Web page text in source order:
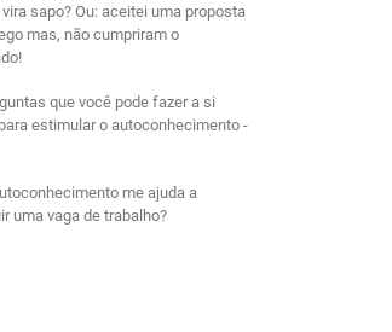
sapo? Ou: aceitei uma proposta
mas, não cumpriram o
que você pode fazer a si
estimular o autoconhecimento -
me ajuda a
uma vaga de trabalho?